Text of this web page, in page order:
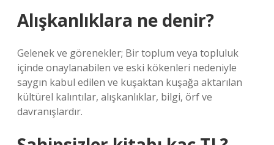
Alışkanlıklara ne denir?
Gelenek ve görenekler; Bir toplum veya topluluk
içinde onaylanabilen ve eski kökenleri nedeniyle
saygın kabul edilen ve kuşaktan kuşağa aktarılan
kültürel kalıntılar, alışkanlıklar, bilgi, örf ve
davranışlardır.